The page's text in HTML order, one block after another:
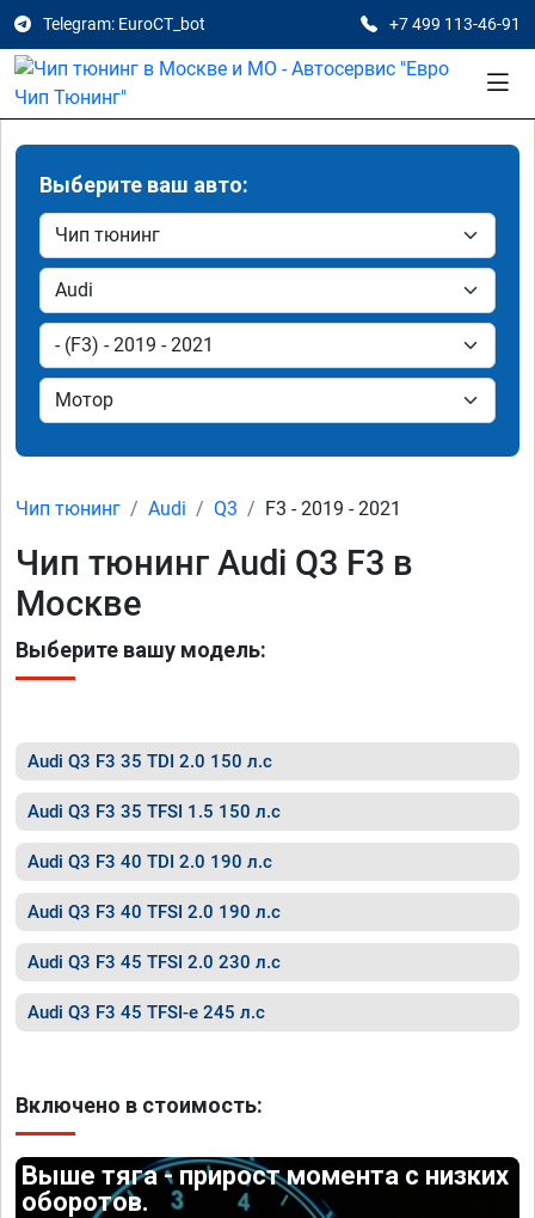
Telegram: EuroCT_bot +7 499 113-46-91
Выберите ваш авто:
Чип тюнинг Audi Q3 F3 - 2019 - 2021
Чип тюнинг Audi Q3 F3 в
Москве
Выберите вашу модель:
Audi Q3 F3 35 TDI 2.0 150 л.с
Audi Q3 F3 35 TFSI 1.5 150 л.с
Audi Q3 F3 40 TDI 2.0 190 л.с
Audi Q3 F3 40 TFSI 2.0 190 л.с
Audi Q3 F3 45 TFSI 2.0 230 л.с
Audi Q3 F3 45 TFSI-e 245 л.с
Включено в стоимость:
Выше тяга - прирост момента с низких
оборотов.